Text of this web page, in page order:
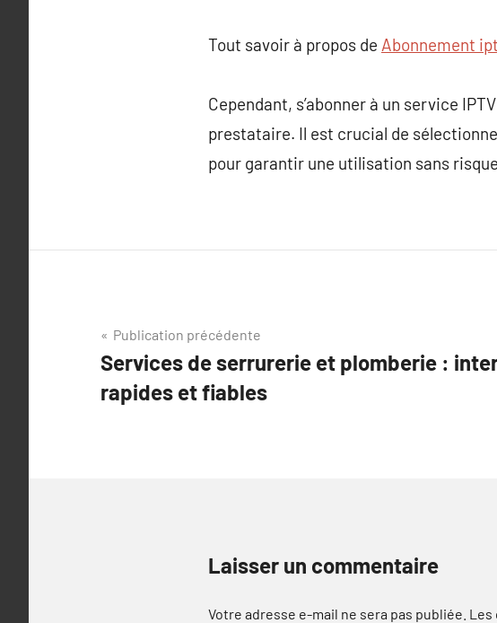
Tout savoir à propos de Abonnement
Cependant, s’abonner à un service
prestataire. Il est crucial de
pour garantir une utilisation sans
Navigation
de
l’article
Publication précédente
Services de serrurerie et plomberie :
rapides et fiables
Laisser un commentaire
Votre adresse e-mail ne sera pas publiée. Les